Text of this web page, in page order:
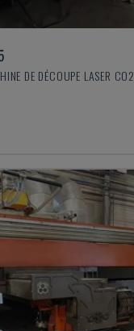
DE DÉCOUPE LASER CO2